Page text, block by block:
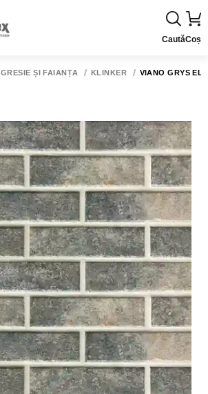
CautăCoș
GRESIE ȘI FAIANȚĂ KLINKER VIANO GRYS